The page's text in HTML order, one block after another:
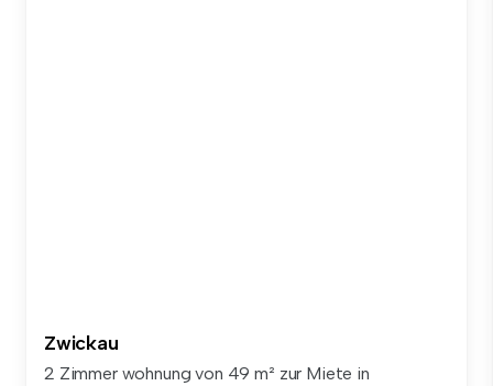
Zwickau
2 Zimmer wohnung von 49 m² zur Miete in